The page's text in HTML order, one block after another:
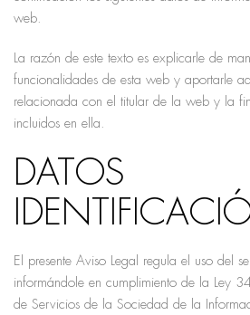
web.
La razón de este texto es explicarle de
funcionalidades de esta web y aportarle
relacionada con el titular de la web y la
incluidos en ella.
DATOS
El presente Aviso Legal regula el uso del
informándole en cumplimiento de la
de Servicios de la Sociedad de la